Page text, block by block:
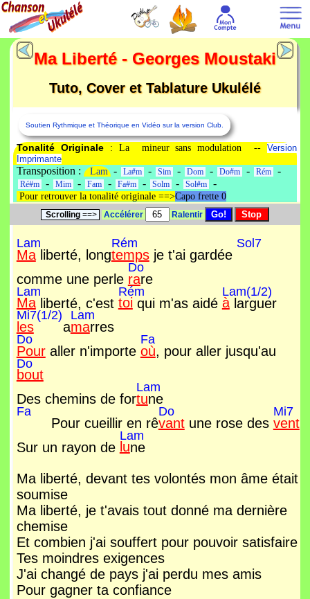
Ma Liberté - Georges Moustaki
Tuto, Cover et Tablature Ukulélé
Soutien Rythmique et Théorique en Vidéo sur la version Club.
Tonalité Originale: La mineur sans modulation --Version
Imprimante
Transposition : Lam- La#m - Sim - Dom - Do#m - Rém -
Ré#m - Mim - Fam - Fa#m - Solm - Sol#m -
Pour retrouver la tonalité originale ==>Capo frette 0
Scrolling ==> Accélérer Ralentir
Lam
Maliberté, long
Rém
tempsje t'ai gardée
Sol7
comme une perle
Do
rare
Lam
Maliberté, c'est
Rém
toiqui m'as aidé
Lam(1/2)
àlarguer
Mi7(1/2)
lesa
Lam
marres
Do
Pouraller n'importe
Fa
où, pour aller jusqu'au
Do
bout
Des chemins de for
Lam
tune
Fa
Pour cueillir en rê
Do
vantune rose des
Mi7
vent
Sur un rayon de
Lam
lune
Ma liberté, devant tes volontés mon âme était
soumise
Ma liberté, je t'avais tout donné ma dernière
chemise
Et combien j'ai souffert pour pouvoir satisfaire
Tes moindres exigences
J'ai changé de pays j'ai perdu mes amis
Pour gagner ta confiance